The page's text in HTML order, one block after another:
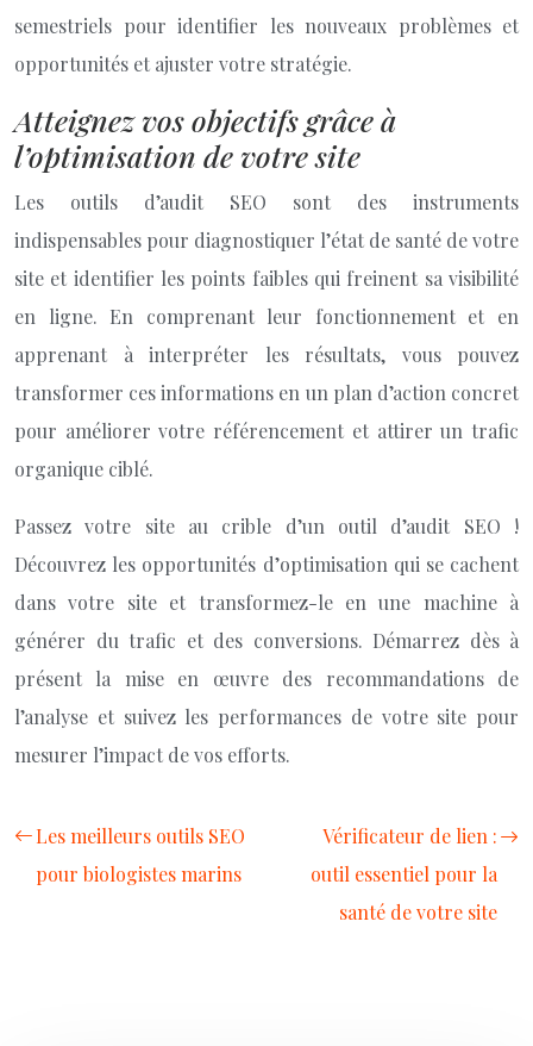
semestriels pour identifier les nouveaux problèmes et
opportunités et ajuster votre stratégie.
Atteignez vos objectifs grâce à
l’optimisation de votre site
Les outils d’audit SEO sont des instruments
indispensables pour diagnostiquer l’état de santé de votre
site et identifier les points faibles qui freinent sa visibilité
en ligne. En comprenant leur fonctionnement et en
apprenant à interpréter les résultats, vous pouvez
transformer ces informations en un plan d’action concret
pour améliorer votre référencement et attirer un trafic
organique ciblé.
Passez votre site au crible d’un outil d’audit SEO !
Découvrez les opportunités d’optimisation qui se cachent
dans votre site et transformez-le en une machine à
générer du trafic et des conversions. Démarrez dès à
présent la mise en œuvre des recommandations de
l’analyse et suivez les performances de votre site pour
mesurer l’impact de vos efforts.
Les meilleurs outils SEO
pour biologistes marins
Vérificateur de lien :
outil essentiel pour la
santé de votre site